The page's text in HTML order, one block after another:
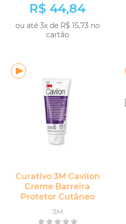
R$ 44,84
ou até 3x de R$ 15,73 no
cartão
Curativo 3M Cavilon
Creme Barreira
Protetor Cutâneo
3M